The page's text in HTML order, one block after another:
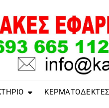
ΚΕΡΜΑΤΟΔΕΚΤΕΣ